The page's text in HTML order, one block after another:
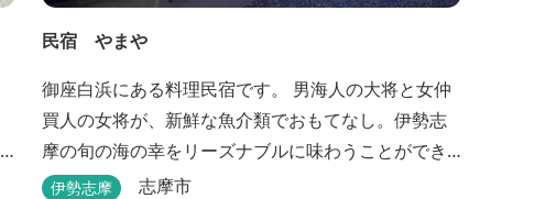
民宿 やまや
御座白浜にある料理民宿です。 男海人の大将と女仲
買人の女将が、新鮮な魚介類でおもてなし。伊勢志
摩の旬の海の幸をリーズナブルに味わうことができ
ます。
伊勢志摩 志摩市